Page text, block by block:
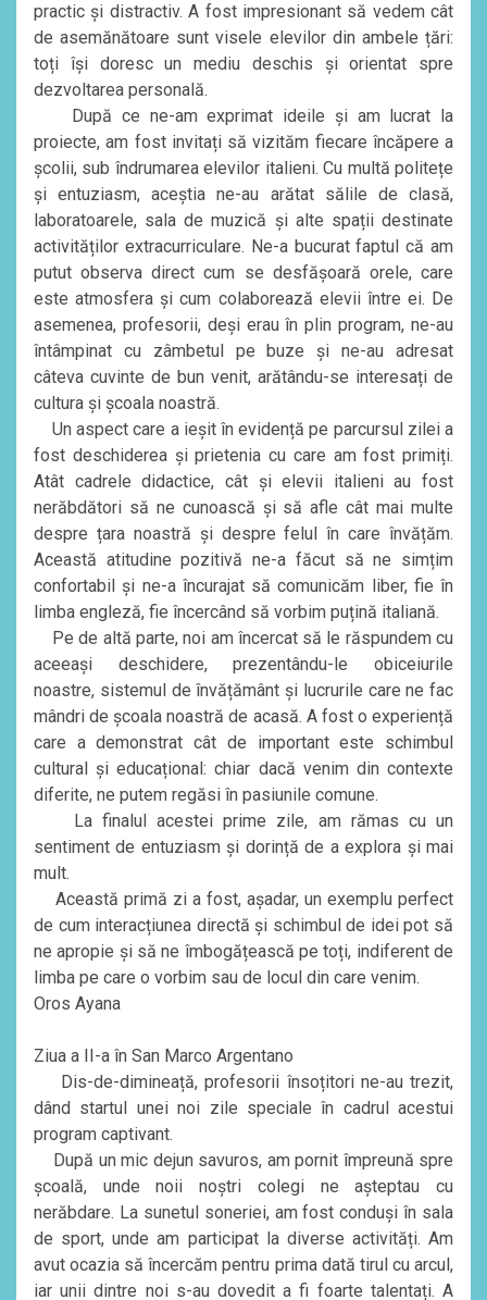
practic și distractiv. A fost impresionant să vedem cât
de asemănătoare sunt visele elevilor din ambele țări:
toți își doresc un mediu deschis și orientat spre
dezvoltarea personală.
După ce ne-am exprimat ideile și am lucrat la
proiecte, am fost invitați să vizităm fiecare încăpere a
școlii, sub îndrumarea elevilor italieni. Cu multă politețe
și entuziasm, aceștia ne-au arătat sălile de clasă,
laboratoarele, sala de muzică și alte spații destinate
activităților extracurriculare. Ne-a bucurat faptul că am
putut observa direct cum se desfășoară orele, care
este atmosfera și cum colaborează elevii între ei. De
asemenea, profesorii, deși erau în plin program, ne-au
întâmpinat cu zâmbetul pe buze și ne-au adresat
câteva cuvinte de bun venit, arătându-se interesați de
cultura și școala noastră.
Un aspect care a ieșit în evidență pe parcursul zilei a
fost deschiderea și prietenia cu care am fost primiți.
Atât cadrele didactice, cât și elevii italieni au fost
nerăbdători să ne cunoască și să afle cât mai multe
despre țara noastră și despre felul în care învățăm.
Această atitudine pozitivă ne-a făcut să ne simțim
confortabil și ne-a încurajat să comunicăm liber, fie în
limba engleză, fie încercând să vorbim puțină italiană.
Pe de altă parte, noi am încercat să le răspundem cu
aceeași deschidere, prezentându-le obiceiurile
noastre, sistemul de învățământ și lucrurile care ne fac
mândri de școala noastră de acasă. A fost o experiență
care a demonstrat cât de important este schimbul
cultural și educațional: chiar dacă venim din contexte
diferite, ne putem regăsi în pasiunile comune.
La finalul acestei prime zile, am rămas cu un
sentiment de entuziasm și dorință de a explora și mai
mult.
Această primă zi a fost, așadar, un exemplu perfect
de cum interacțiunea directă și schimbul de idei pot să
ne apropie și să ne îmbogățească pe toți, indiferent de
limba pe care o vorbim sau de locul din care venim.
Oros Ayana
Ziua a II-a în San Marco Argentano
Dis-de-dimineață, profesorii însoțitori ne-au trezit,
dând startul unei noi zile speciale în cadrul acestui
program captivant.
După un mic dejun savuros, am pornit împreună spre
școală, unde noii noștri colegi ne așteptau cu
nerăbdare. La sunetul soneriei, am fost conduși în sala
de sport, unde am participat la diverse activități. Am
avut ocazia să încercăm pentru prima dată tirul cu arcul,
iar unii dintre noi s-au dovedit a fi foarte talentați. A